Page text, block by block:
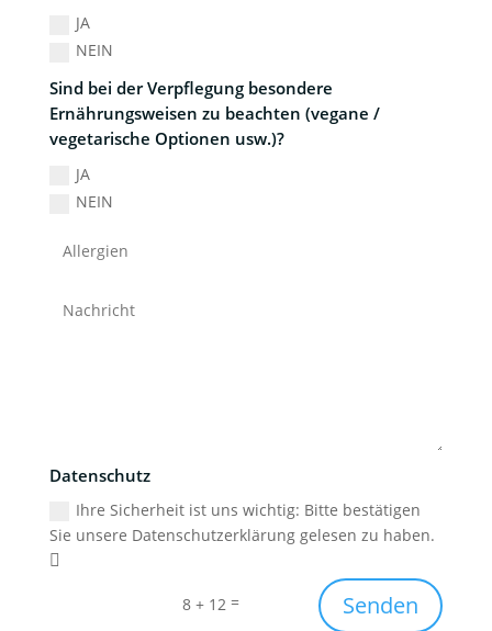
JA
NEIN
Sind bei der Verpflegung besondere
Ernährungsweisen zu beachten (vegane /
vegetarische Optionen usw.)?
JA
NEIN
Datenschutz
Ihre Sicherheit ist uns wichtig: Bitte bestätigen
Sie unsere Datenschutzerklärung gelesen zu haben.
8 + 12 = Senden